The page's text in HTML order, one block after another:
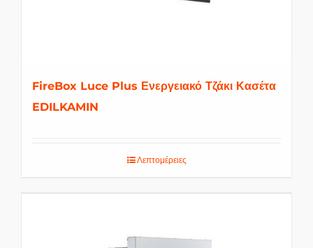
FireBox Luce Plus Ενεργειακό Τζάκι Κασέτα
EDILKAMIN
Λεπτομέρειες